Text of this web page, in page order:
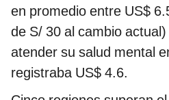
en promedio entre US$
de S/ 30 al cambio
atender su salud mental
registraba US$ 4.6.